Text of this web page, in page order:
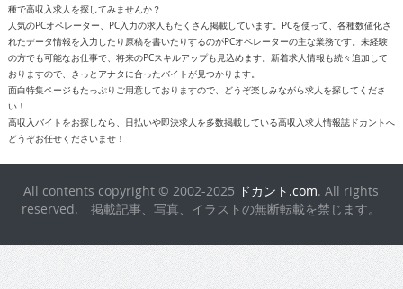
種で高収入求人を探してみませんか？
人気のPCオペレーター、PC入力の求人もたくさん掲載しています。PCを使って、各種数値化さ
れたデータ情報を入力したり原稿を書いたりするのがPCオペレーターの主な業務です。未経験
の方でも可能なお仕事で、将来のPCスキルアップも見込めます。新着求人情報も続々追加して
おりますので、きっとアナタに合ったバイトが見つかります。
面白特集ページもたっぷりご用意しておりますので、どうぞ楽しみながら求人を探してくださ
い！
高収入バイトをお探しなら、日払いや即決求人を多数掲載している高収入求人情報誌ドカントへ
どうぞお任せくださいませ！
All contents copyright © 2002-2025 ドカント.com. All rights
reserved. 掲載記事、写真、イラストの無断転載を禁じます。